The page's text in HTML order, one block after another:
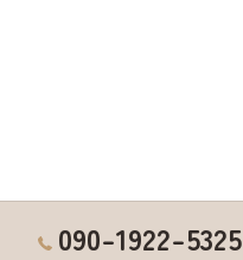
090-1922-5325